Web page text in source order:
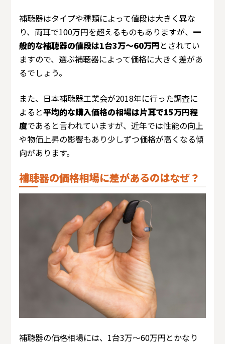
補聴器はタイプや種類によって値段は大きく異な
り、両耳で100万円を超えるものもありますが、 一
般的な補聴器の値段は1台3万～60万円とされてい
ますので、選ぶ補聴器によって価格に大きく差があ
るでしょう。
また、日本補聴器工業会が2018年に行った調査に
よると平均的な購入価格の相場は片耳で15万円程
度であると言われていますが、近年では性能の向上
や物価上昇の影響もあり少しずつ価格が高くなる傾
向があります。
補聴器の価格相場に差があるのはなぜ？
補聴器の価格相場には、1台3万～60万円とかなり